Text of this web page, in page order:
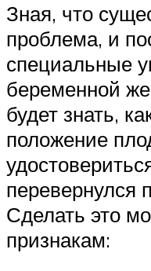
Зная, что
проблема, и
специальные
беременной
будет знать,
положение
перевернулся
Сделать это
признакам: